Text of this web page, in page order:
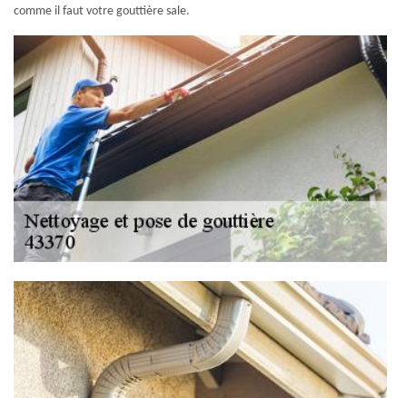
comme il faut votre gouttière sale.